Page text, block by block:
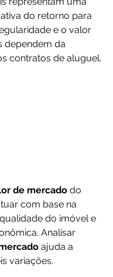
do retorno para
e o valor
dependem da
contratos de aluguel.
de mercado do
com base na
do imóvel e
Analisar
ajuda a
variações.